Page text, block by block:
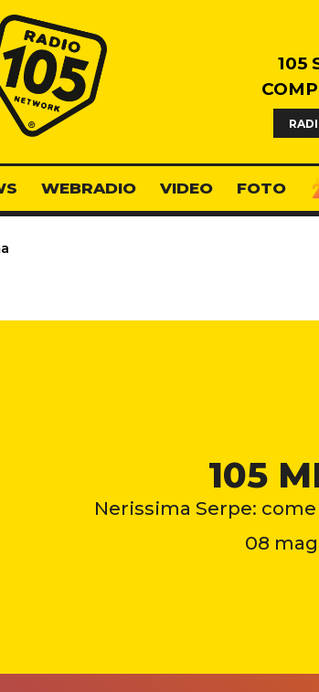
Radio 105
105
WEBRADIO VIDEO FOTO
105
Nerissima Serpe:
08